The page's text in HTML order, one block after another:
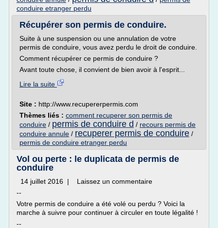
conduire etranger perdu
Récupérer son permis de conduire.
Suite à une suspension ou une annulation de votre
permis de conduire, vous avez perdu le droit de conduire.
Comment récupérer ce permis de conduire ?
Avant toute chose, il convient de bien avoir à l'esprit...
Lire la suite
Site : http://www.recupererpermis.com
Thèmes liés : comment recuperer son permis de
conduire / permis de conduire d / recours permis de
conduire annule / recuperer permis de conduire /
permis de conduire etranger perdu
Vol ou perte : le duplicata de permis de
conduire
14 juillet 2016 | Laissez un commentaire
--
Votre permis de conduire a été volé ou perdu ? Voici la
marche à suivre pour continuer à circuler en toute légalité !
--